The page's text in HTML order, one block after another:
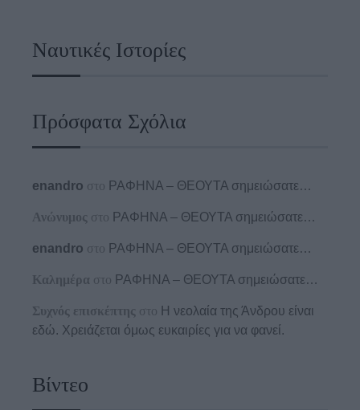
Ναυτικές Ιστορίες
Πρόσφατα Σχόλια
enandro στο ΡΑΦΗΝΑ – ΘΕΟΥΤΑ σημειώσατε…
Ανώνυμος στο ΡΑΦΗΝΑ – ΘΕΟΥΤΑ σημειώσατε…
enandro στο ΡΑΦΗΝΑ – ΘΕΟΥΤΑ σημειώσατε…
Καλημέρα στο ΡΑΦΗΝΑ – ΘΕΟΥΤΑ σημειώσατε…
Συχνός επισκέπτης στο Η νεολαία της Άνδρου είναι
εδώ. Χρειάζεται όμως ευκαιρίες για να φανεί.
Βίντεο